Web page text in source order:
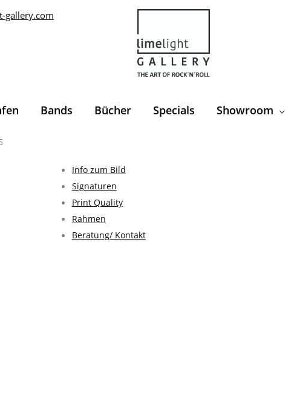
gallery.com
Bands Bücher Specials Showroom
Info zum Bild
Signaturen
Print Quality
Rahmen
Beratung/ Kontakt